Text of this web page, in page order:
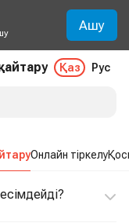
Ашу
Қаз Рус
Онлайн тіркелу